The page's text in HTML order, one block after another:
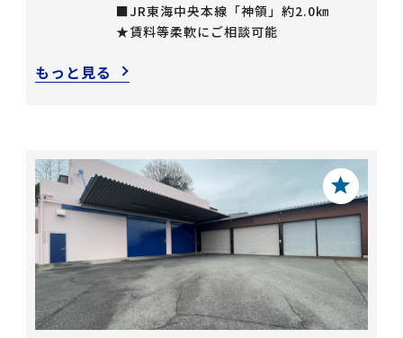
■JR東海中央本線「神領」約2.0㎞
★賃料等柔軟にご相談可能
もっと見る